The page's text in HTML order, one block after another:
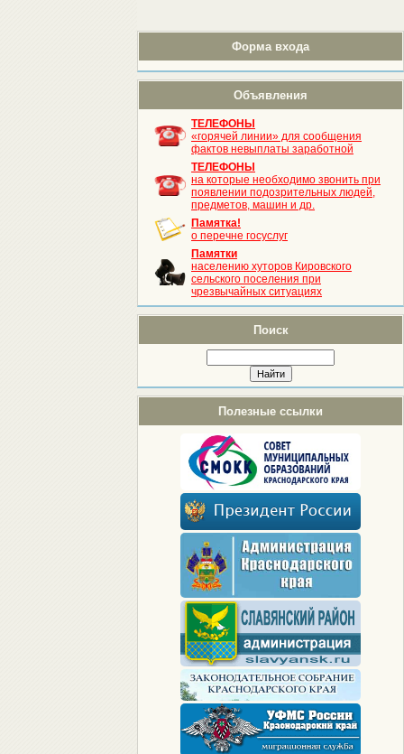
Форма входа
Объявления
ТЕЛЕФОНЫ
«горячей линии» для сообщения
фактов невыплаты заработной
ТЕЛЕФОНЫ
на которые необходимо звонить при
появлении подозрительных людей,
предметов, машин и др.
Памятка!
о перечне госуслуг
Памятки
населению хуторов Кировского
сельского поселения при
чрезвычайных ситуациях
Поиск
Полезные ссылки